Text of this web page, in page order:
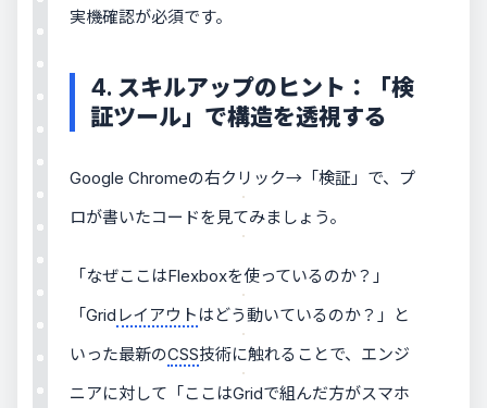
実機確認が必須です。
4. スキルアップのヒント：「検
証ツール」で構造を透視する
Google Chromeの右クリック→「検証」で、プ
ロが書いたコードを見てみましょう。
「なぜここはFlexboxを使っているのか？」
「Grid レイアウト はどう動いているのか？」と
いった最新のCSS技術に触れることで、エンジ
ニアに対して「ここはGridで組んだ方がスマホ